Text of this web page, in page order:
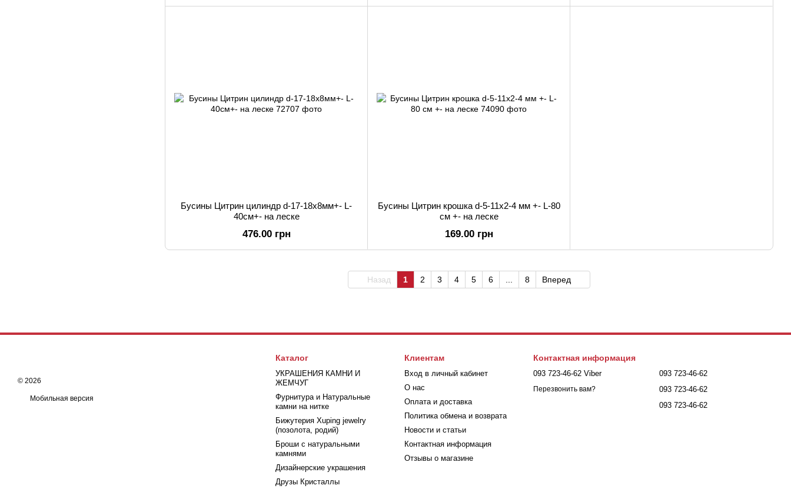
Бусины Цитрин цилиндр d-17-18х8мм+- L-
40см+- на леске
476.00 грн
Бусины Цитрин крошка d-5-11х2-4 мм +- L-80
см +- на леске
169.00 грн
Назад 1 2 3 4 5 6 8 Вперед
© 2026
Мобильная версия
Каталог
УКРАШЕНИЯ КАМНИ И
ЖЕМЧУГ
Фурнитура и Натуральные
камни на нитке
Бижутерия Xuping jewelry
(позолота, родий)
Броши с натуральными
камнями
Дизайнерские украшения
Друзы Кристаллы
Клиентам
Вход в личный кабинет
О нас
Оплата и доставка
Политика обмена и возврата
Новости и статьи
Контактная информация
Отзывы о магазине
Контактная информация
093 723-46-62 Viber
Перезвонить вам?
093 723-46-62
093 723-46-62
093 723-46-62